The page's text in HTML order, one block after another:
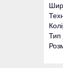
Тип